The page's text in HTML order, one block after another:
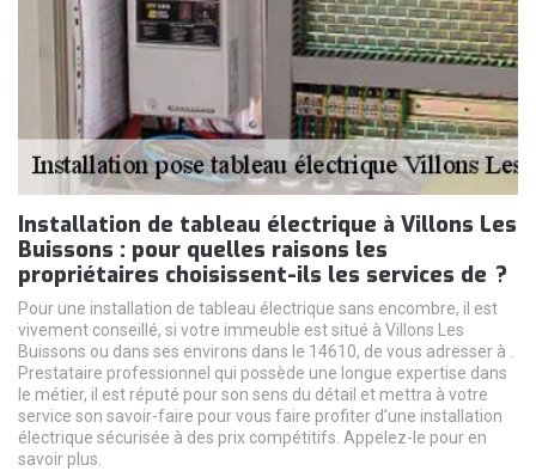
Installation de tableau électrique à Villons Les
Buissons : pour quelles raisons les
propriétaires choisissent-ils les services de ?
Pour une installation de tableau électrique sans encombre, il est
vivement conseillé, si votre immeuble est situé à Villons Les
Buissons ou dans ses environs dans le 14610, de vous adresser à .
Prestataire professionnel qui possède une longue expertise dans
le métier, il est réputé pour son sens du détail et mettra à votre
service son savoir-faire pour vous faire profiter d’une installation
électrique sécurisée à des prix compétitifs. Appelez-le pour en
savoir plus.